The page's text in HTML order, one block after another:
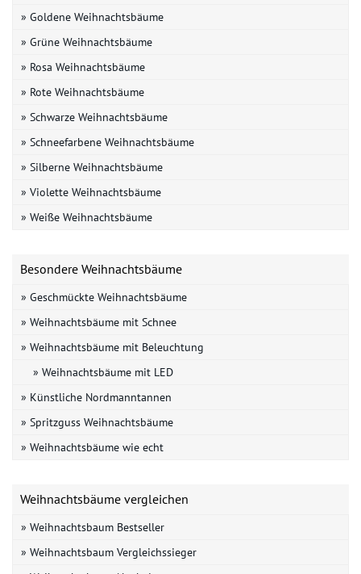
» Goldene Weihnachtsbäume
» Grüne Weihnachtsbäume
» Rosa Weihnachtsbäume
» Rote Weihnachtsbäume
» Schwarze Weihnachtsbäume
» Schneefarbene Weihnachtsbäume
» Silberne Weihnachtsbäume
» Violette Weihnachtsbäume
» Weiße Weihnachtsbäume
Besondere Weihnachtsbäume
» Geschmückte Weihnachtsbäume
» Weihnachtsbäume mit Schnee
» Weihnachtsbäume mit Beleuchtung
» Weihnachtsbäume mit LED
» Künstliche Nordmanntannen
» Spritzguss Weihnachtsbäume
» Weihnachtsbäume wie echt
Weihnachtsbäume vergleichen
» Weihnachtsbaum Bestseller
» Weihnachtsbaum Vergleichssieger